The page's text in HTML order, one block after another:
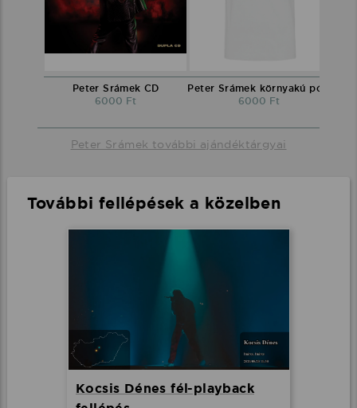
Peter Srámek CD
6000 Ft
6000 Ft
Peter Srámek további ajándéktárgyai
További fellépések a közelben
Kocsis Dénes fél-playback